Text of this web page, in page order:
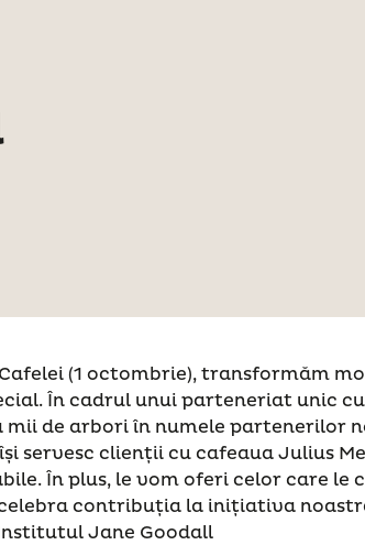
(1 octombrie), transformăm
În cadrul unui parteneriat unic
mii de arbori în numele partenerilor
servesc clienții cu cafeaua Julius
În plus, le vom oferi celor care le
contribuția la inițiativa
Jane Goodall